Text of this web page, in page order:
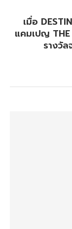
เมื่อ
แคมเปญ THE
รางวั